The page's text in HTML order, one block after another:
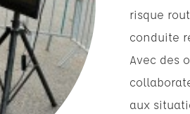
risque
conduite
Avec des
aux